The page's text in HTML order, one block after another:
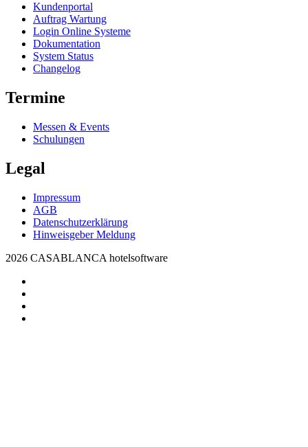
Kundenportal
Auftrag Wartung
Login Online Systeme
Dokumentation
System Status
Changelog
Termine
Messen & Events
Schulungen
Legal
Impressum
AGB
Datenschutzerklärung
Hinweisgeber Meldung
2026 CASABLANCA hotelsoftware